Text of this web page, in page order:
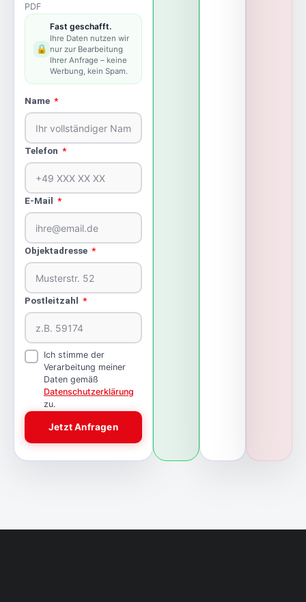
PDF
🔒
Fast geschafft.
Ihre Daten nutzen wir
nur zur Bearbeitung
Ihrer Anfrage – keine
Werbung, kein Spam.
Name
Telefon
E-Mail
Objektadresse
Postleitzahl
Ich stimme der
Verarbeitung meiner
Daten gemäß
Datenschutzerklärung
zu.
Jetzt Anfragen